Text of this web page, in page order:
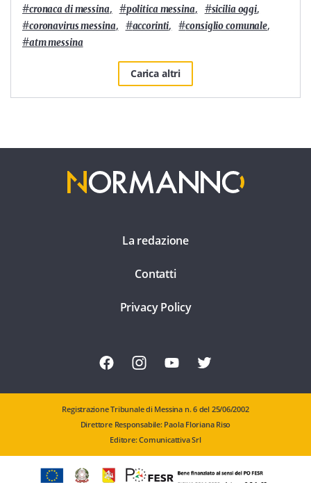
#cronaca di messina, #politica messina, #sicilia oggi,
#coronavirus messina, #accorinti, #consiglio comunale,
#atm messina
Carica altri
La redazione
Contatti
Privacy Policy
Registrazione Tribunale di Messina n. 6 del 25/06/2002
Direttore Responsabile: Paola Floriana Riso
Editore: Comunicattiva Srl